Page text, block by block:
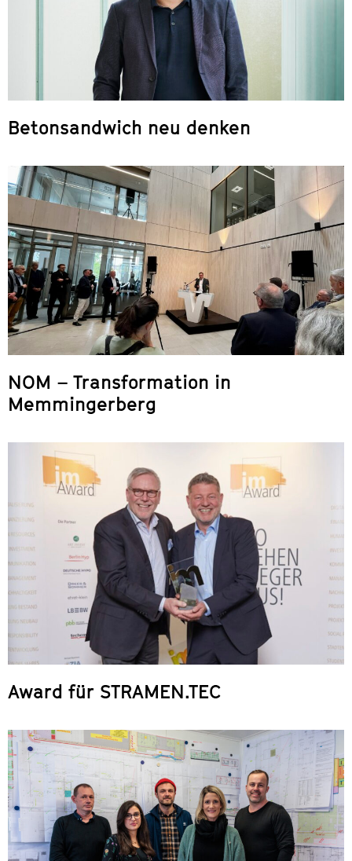
Betonsandwich neu denken
NOM – Transformation in
Memmingerberg
Award für STRAMEN.TEC